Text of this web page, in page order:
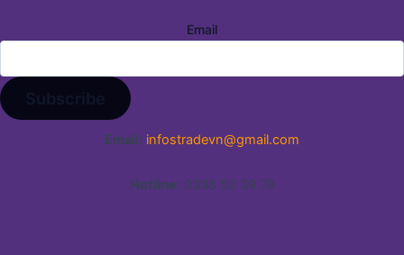
Email
Email: infostradevn@gmail.com
Hotline: 0338 50 39 79